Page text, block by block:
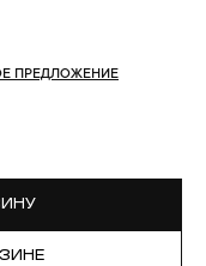
ПРЕДЛОЖЕНИЕ